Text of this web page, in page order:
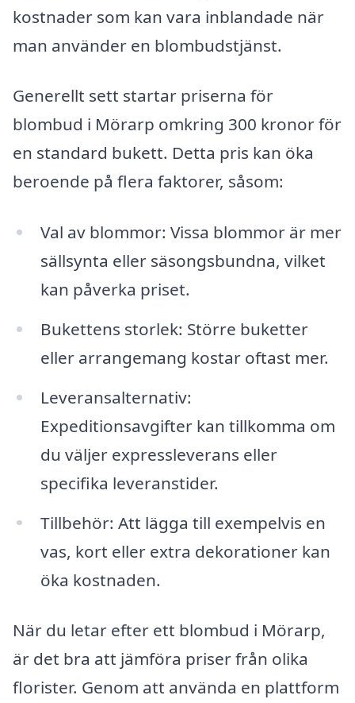
kostnader som kan vara inblandade när
man använder en blombudstjänst.
Generellt sett startar priserna för
blombud i Mörarp omkring 300 kronor för
en standard bukett. Detta pris kan öka
beroende på flera faktorer, såsom:
Val av blommor: Vissa blommor är mer
sällsynta eller säsongsbundna, vilket
kan påverka priset.
Bukettens storlek: Större buketter
eller arrangemang kostar oftast mer.
Leveransalternativ:
Expeditionsavgifter kan tillkomma om
du väljer expressleverans eller
specifika leveranstider.
Tillbehör: Att lägga till exempelvis en
vas, kort eller extra dekorationer kan
öka kostnaden.
När du letar efter ett blombud i Mörarp,
är det bra att jämföra priser från olika
florister. Genom att använda en plattform